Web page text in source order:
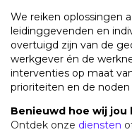
We reiken oplossingen
leidinggevenden en
overtuigd zijn van de
werkgever én de
interventies op maat
prioriteiten en de noden
Benieuwd hoe wij jou
Ontdek onze diensten